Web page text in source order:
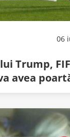
06
Trump,
avea
cu Belgia